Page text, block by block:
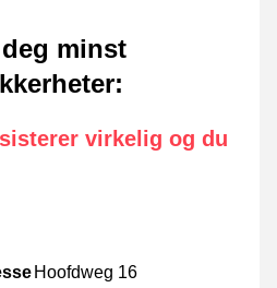
minst
:
virkelig og du
Hoofdweg 16